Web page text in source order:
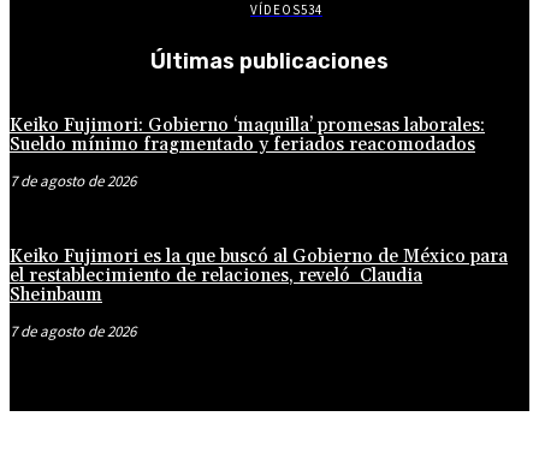
VÍDEOS534
Últimas publicaciones
Keiko Fujimori: Gobierno ‘maquilla’ promesas laborales:
Sueldo mínimo fragmentado y feriados reacomodados
7 de agosto de 2026
Keiko Fujimori es la que buscó al Gobierno de México para
el restablecimiento de relaciones, reveló Claudia
Sheinbaum
7 de agosto de 2026